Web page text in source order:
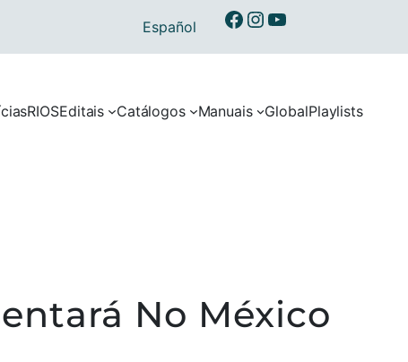
RIOSEditais Catálogos Manuais GlobalPlaylists
Español Ibermusicas no Facebook
Ibermusicas no Instagram
Ibermusicas no Youtube
No México